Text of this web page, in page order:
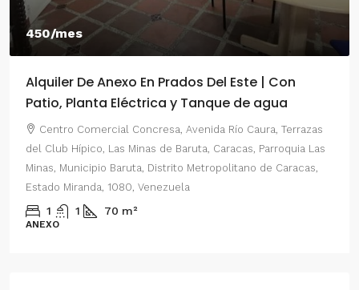
450/mes
Alquiler De Anexo En Prados Del Este | Con
Patio, Planta Eléctrica y Tanque de agua
Centro Comercial Concresa, Avenida Río Caura, Terrazas
del Club Hípico, Las Minas de Baruta, Caracas, Parroquia Las
Minas, Municipio Baruta, Distrito Metropolitano de Caracas,
Estado Miranda, 1080, Venezuela
1 1 70 m²
ANEXO